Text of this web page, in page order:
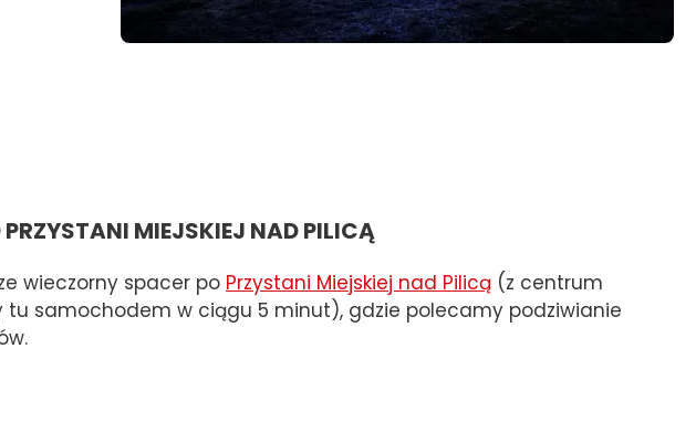
PRZYSTANI MIEJSKIEJ NAD PILICĄ
wieczorny spacer po Przystani Miejskiej nad Pilicą (z centrum
samochodem w ciągu 5 minut), gdzie polecamy podziwianie